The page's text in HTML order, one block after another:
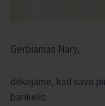
Gerbiamas Nary,
dėkojame, kad savo
bankelis.